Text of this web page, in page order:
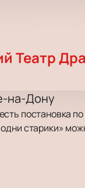
Театр
на-Дону
постановка
старики»